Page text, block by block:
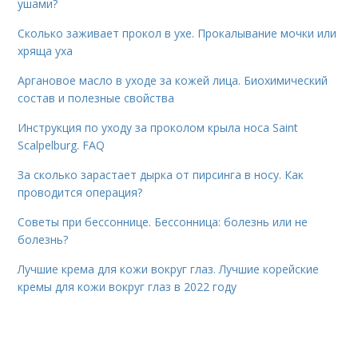
ушами?
Сколько заживает прокол в ухе. Прокалывание мочки или
хряща уха
Аргановое масло в уходе за кожей лица. Биохимический
состав и полезные свойства
Инструкция по уходу за проколом крыла носа Saint
Scalpelburg. FAQ
За сколько зарастает дырка от пирсинга в носу. Как
проводится операция?
Советы при бессоннице. Бессонница: болезнь или не
болезнь?
Лучшие крема для кожи вокруг глаз. Лучшие корейские
кремы для кожи вокруг глаз в 2022 году